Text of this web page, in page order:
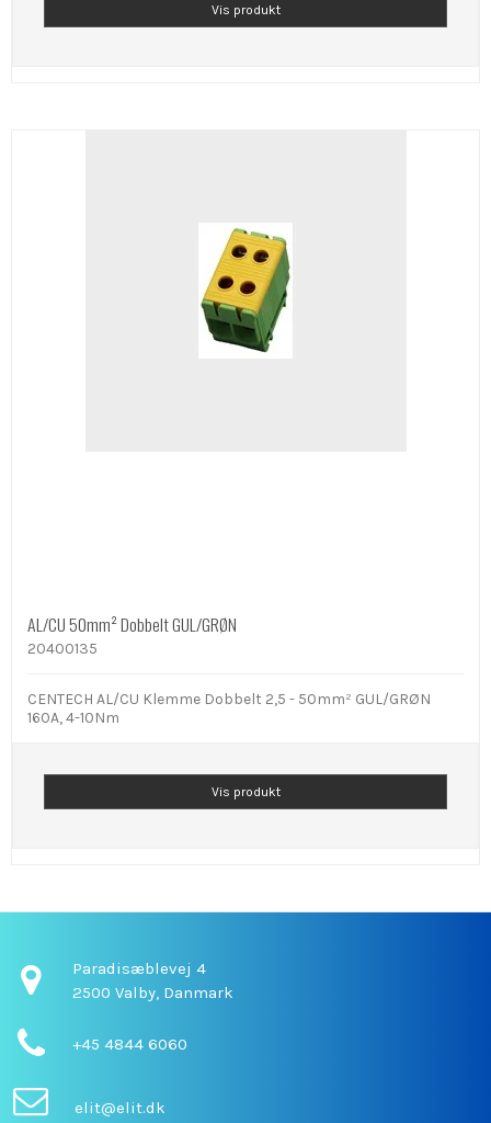
Vis produkt
AL/CU 50mm² Dobbelt GUL/GRØN
20400135
CENTECH AL/CU Klemme Dobbelt 2,5 - 50mm² GUL/GRØN
160A, 4-10Nm
Vis produkt
Paradisæblevej 4
2500 Valby, Danmark
+45 4844 6060
elit@elit.dk